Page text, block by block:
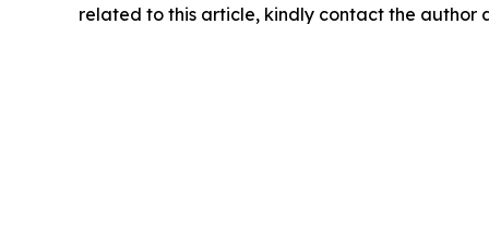
related to this article, kindly contact the author